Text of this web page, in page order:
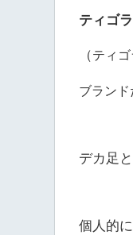
ティゴ
（ティ
ブラン
デカ足
個人的